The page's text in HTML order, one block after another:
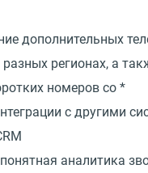
дополнительных
регионах, а
номеров со *
с другими
аналитика